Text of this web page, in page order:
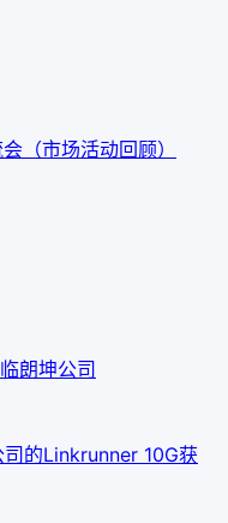
（市场活动回顾）
朗坤公司
的Linkrunner 10G获